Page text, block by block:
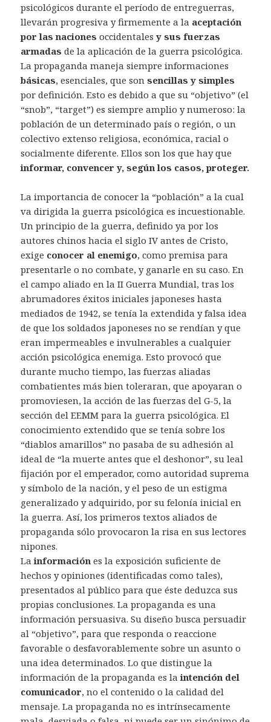
psicológicos durante el período de entreguerras,
llevarán progresiva y firmemente a la aceptación
por las naciones occidentalesy sus fuerzas
armadas de la aplicación de la guerra psicológica.
La propaganda maneja siempre informaciones
básicas, esenciales, que sonsencillas y simples
por definición. Esto es debido a que su “objetivo” (el
“snob”, “target”) es siempre amplio y numeroso: la
población de un determinado país o región, o un
colectivo extenso religiosa, económica, racial o
socialmente diferente. Ellos son los que hay que
informar, convencer y, según los casos, proteger.
La importancia de conocer la “población” a la cual
va dirigida la guerra psicológica es incuestionable.
Un principio de la guerra, definido ya por los
autores chinos hacia el siglo IV antes de Cristo,
exige conocer al enemigo, como premisa para
presentarle o no combate, y ganarle en su caso. En
el campo aliado en la II Guerra Mundial, tras los
abrumadores éxitos iniciales japoneses hasta
mediados de 1942, se tenía la extendida y falsa idea
de que los soldados japoneses no se rendían y que
eran impermeables e invulnerables a cualquier
acción psicológica enemiga. Esto provocó que
durante mucho tiempo, las fuerzas aliadas
combatientes más bien toleraran, que apoyaran o
promoviesen, la acción de las fuerzas del G-5, la
sección del EEMM para la guerra psicológica. El
conocimiento extendido que se tenía sobre los
“diablos amarillos” no pasaba de su adhesión al
ideal de “la muerte antes que el deshonor”, su leal
fijación por el emperador, como autoridad suprema
y símbolo de la nación, y el peso de un estigma
generalizado y adquirido, por su felonía inicial en
la guerra. Así, los primeros textos aliados de
propaganda sólo provocaron la risa en sus lectores
nipones.
Lainformación es la exposición suficiente de
hechos y opiniones (identificadas como tales),
presentados al público para que éste deduzca sus
propias conclusiones. La propaganda es una
información persuasiva. Su diseño busca persuadir
al “objetivo”, para que responda o reaccione
favorable o desfavorablemente sobre un asunto o
una idea determinados. Lo que distingue la
información de la propaganda es laintención del
comunicador, no el contenido o la calidad del
mensaje. La propaganda no es intrínsecamente